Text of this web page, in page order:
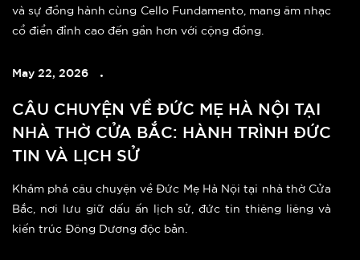
và sự đồng hành cùng Cello Fundamento, mang âm nhạc
cổ điển đỉnh cao đến gần hơn với cộng đồng.
May 22, 2026
CÂU CHUYỆN VỀ ĐỨC MẸ HÀ NỘI TẠI
NHÀ THỜ CỬA BẮC: HÀNH TRÌNH ĐỨC
TIN VÀ LỊCH SỬ
Khám phá câu chuyện về Đức Mẹ Hà Nội tại nhà thờ Cửa
Bắc, nơi lưu giữ dấu ấn lịch sử, đức tin thiêng liêng và
kiến trúc Đông Dương độc bản.